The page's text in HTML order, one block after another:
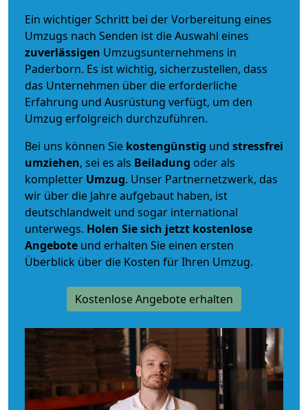
Ein wichtiger Schritt bei der Vorbereitung eines
Umzugs nach Senden ist die Auswahl eines
zuverlässigen Umzugsunternehmens in
Paderborn. Es ist wichtig, sicherzustellen, dass
das Unternehmen über die erforderliche
Erfahrung und Ausrüstung verfügt, um den
Umzug erfolgreich durchzuführen.
Bei uns können Sie kostengünstig und stressfrei
umziehen, sei es als Beiladung oder als
kompletter Umzug. Unser Partnernetzwerk, das
wir über die Jahre aufgebaut haben, ist
deutschlandweit und sogar international
unterwegs. Holen Sie sich jetzt kostenlose
Angebote und erhalten Sie einen ersten
Überblick über die Kosten für Ihren Umzug.
Kostenlose Angebote erhalten